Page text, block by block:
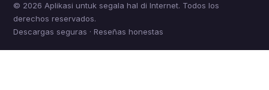
© 2026 Aplikasi untuk segala hal di Internet. Todos los
derechos reservados.
Descargas seguras · Reseñas honestas